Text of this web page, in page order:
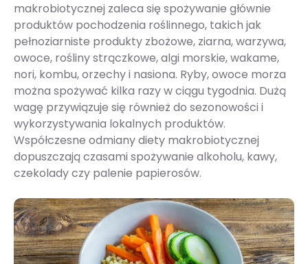
makrobiotycznej zaleca się spożywanie głównie
produktów pochodzenia roślinnego, takich jak
pełnoziarniste produkty zbożowe, ziarna, warzywa,
owoce, rośliny strączkowe, algi morskie, wakame,
nori, kombu, orzechy i nasiona. Ryby, owoce morza
można spożywać kilka razy w ciągu tygodnia. Dużą
wagę przywiązuje się również do sezonowości i
wykorzystywania lokalnych produktów.
Współczesne odmiany diety makrobiotycznej
dopuszczają czasami spożywanie alkoholu, kawy,
czekolady czy palenie papierosów.